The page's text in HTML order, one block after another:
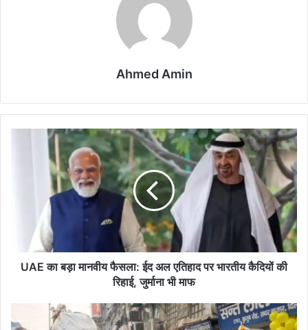
Ahmed Amin
भारतीय
जुर्माना
UAE का बड़ा मानवीय फैसला: ईद अल एतिहाद पर भारतीय कैदियों की
रिहाई, जुर्माना भी माफ
बाजार